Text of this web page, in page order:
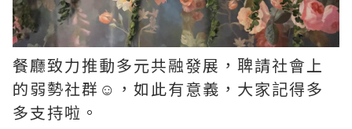
餐廳致力推動多元共融發展，聛請社會上
的弱勢社群☺️，如此有意義，大家記得多
多支持啦。